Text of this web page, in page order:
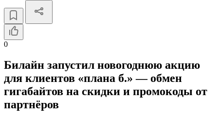
0
Билайн запустил новогоднюю акцию
для клиентов «плана б.» — обмен
гигабайтов на скидки и промокоды от
партнёров